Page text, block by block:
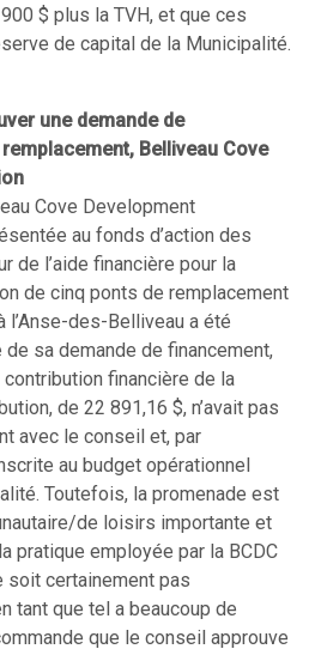
$ plus la TVH, et que ces
de capital de la Municipalité.
une demande de
Belliveau Cove
Cove Development
au fonds d’action des
de l’aide financière pour la
de cinq ponts de remplacement
l’Anse-des-Belliveau a été
sa demande de financement,
contribution financière de la
de 22 891,16 $, n’avait pas
avec le conseil et, par
au budget opérationnel
Toutefois, la promenade est
de loisirs importante et
pratique employée par la BCDC
soit certainement pas
tant que tel a beaucoup de
que le conseil approuve